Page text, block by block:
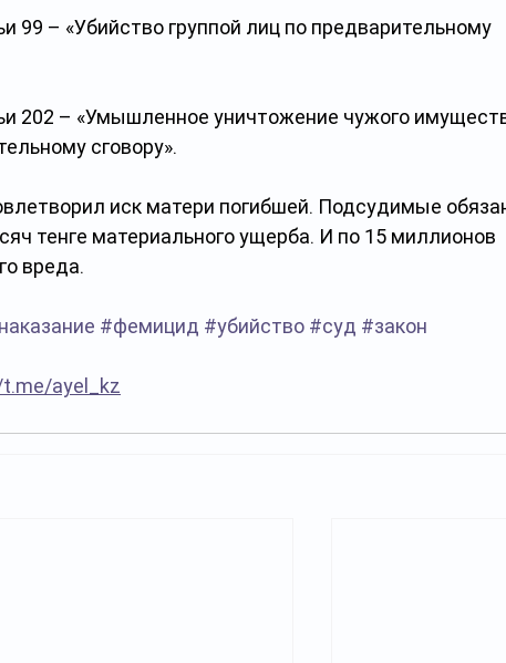
99 – «Убийство группой лиц по предварительному
202 – «Умышленное уничтожение чужого
сговору».
иск матери погибшей. Подсудимые
тенге материального ущерба. И по 15 миллионов
вреда.
#фемицид #убийство #суд #закон
ayel_kz